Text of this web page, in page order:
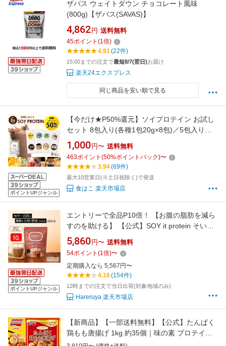
ザバス ウェイトダウン チョコレート風味
(800g)【ザバス(SAVAS)】
4,862 円 送料無料
45ポイント (1倍)
4.91(22件)
15:00までの注文で最短8/7(翌日)お届け
楽天24エクスプレス
同じ商品を安い順で見る
ポイントUPジャンル
【今だけ★P50%還元】ソイプロテイン お試し
セット 8包入り(各種1包20g×8包)／5包入り（1
包20g×5包） 人工甘味料不使用 プロテイン 女
性用 ダイエット プロテインダイエット 置き換
えダイエット ドリンク たんぱく質 国内製造 送
1,000 円〜 送料無料
463ポイント (50%ポイントバック)〜
3.94(69件)
最大10営業日(※土日祝除く)で発送
食はこ 楽天市場店
ポイントUPジャンル
エントリーで全品P10倍！ 【お腹の脂肪を減ら
すのを助ける】 【公式】SOY it protein そいっ
と プロテイン カフェラテ 味 機能性表示食品 フ
ァンファレ 174g 葛の花由来イソフラボン ダイ
エットサポート 内臓脂肪 皮下脂肪 BMI パウダ
ー 大豆 タンパク質
5,860 円〜 送料無料
54ポイント (1倍)〜
定期購入なら 5,567円〜
4.16(154件)
12時までの注文で当日出荷(対象地域のみ)
Hareruya 楽天市場店
【新商品】【一部送料無料】【公式】たんぱく
鶏もも唐揚げ 1kg 約35個｜味の素 プロテイン
からあげ 冷凍食品 冷食 おかず 惣菜 簡単 ソイ